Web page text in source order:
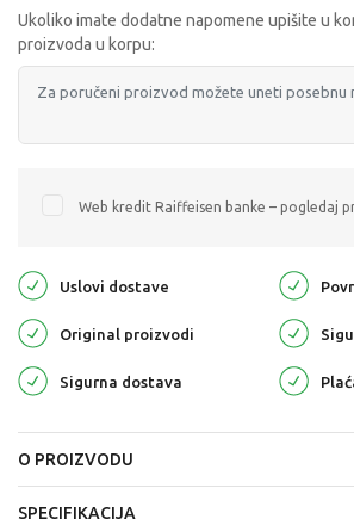
Ukoliko imate dodatne napomene upišite u
proizvoda u korpu:
Web kredit Raiffeisen banke – pogledaj
Uslovi dostave
Original proizvodi
Sigurna dostava
O PROIZVODU
SPECIFIKACIJA